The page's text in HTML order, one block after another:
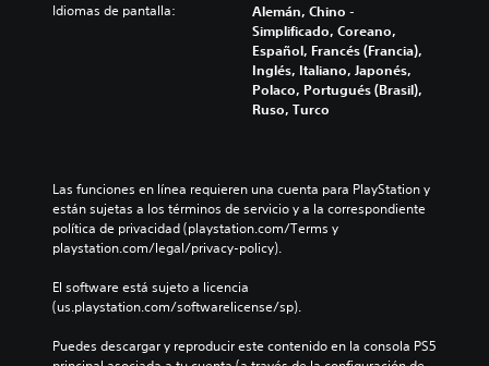
Idiomas de pantalla:
Alemán, Chino -
Simplificado, Coreano,
Español, Francés (Francia),
Inglés, Italiano, Japonés,
Polaco, Portugués (Brasil),
Ruso, Turco
Las funciones en línea requieren una cuenta para PlayStation y
están sujetas a los términos de servicio y a la correspondiente
política de privacidad (playstation.com/Terms y
playstation.com/legal/privacy-policy).
El software está sujeto a licencia
(us.playstation.com/softwarelicense/sp).
Puedes descargar y reproducir este contenido en la consola PS5